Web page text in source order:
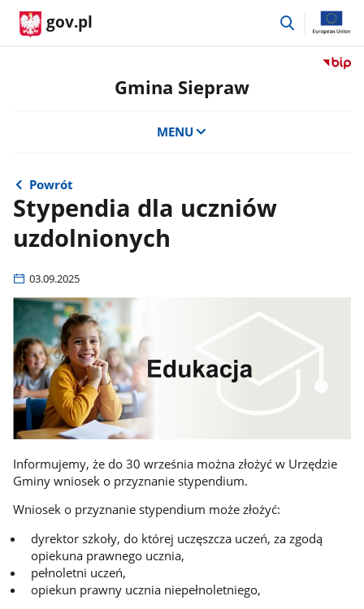
gov.pl
przejdź
Przejdź
Gmina Siepraw
MENU
Powrót
Stypendia dla uczniów
uzdolnionych
03.09.2025
Informujemy, że do 30 września można złożyć w Urzędzie
Gminy wniosek o przyznanie stypendium.
Wniosek o przyznanie stypendium może złożyć:
dyrektor szkoły, do której uczęszcza uczeń, za zgodą
opiekuna prawnego ucznia,
pełnoletni uczeń,
opiekun prawny ucznia niepełnoletniego,